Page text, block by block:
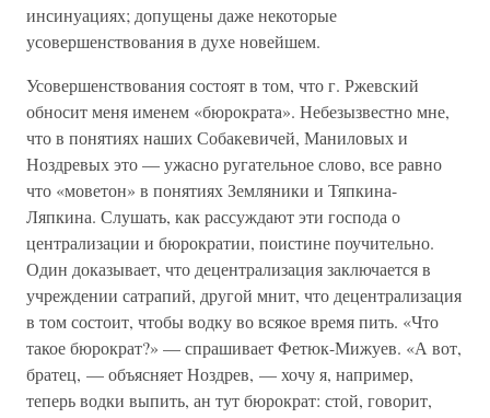
инсинуациях; допущены даже некоторые
усовершенствования в духе новейшем.
Усовершенствования состоят в том, что г. Ржевский
обносит меня именем «бюрократа». Небезызвестно мне,
что в понятиях наших Собакевичей, Маниловых и
Ноздревых это — ужасно ругательное слово, все равно
что «моветон» в понятиях Земляники и Тяпкина-
Ляпкина. Слушать, как рассуждают эти господа о
централизации и бюрократии, поистине поучительно.
Один доказывает, что децентрализация заключается в
учреждении сатрапий, другой мнит, что децентрализация
в том состоит, чтобы водку во всякое время пить. «Что
такое бюрократ?» — спрашивает Фетюк-Мижуев. «А вот,
братец, — объясняет Ноздрев, — хочу я, например,
теперь водки выпить, ан тут бюрократ: стой, говорит,